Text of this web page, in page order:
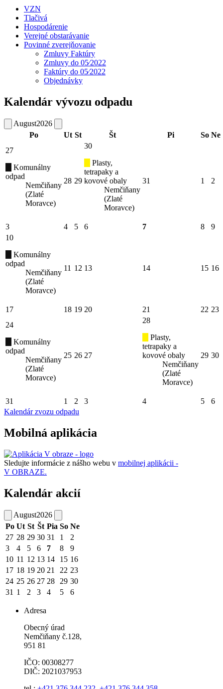
VZN
Tlačivá
Hospodárenie
Verejné obstarávanie
Povinné zverejňovanie
Zmluvy Faktúry
Zmluvy do 05⁄2022
Faktúry do 05⁄2022
Objednávky
Kalendár vývozu odpadu
August2026
Po
Ut St Št Pi So Ne
27
Komunálny
odpad
Nemčiňany
(Zlaté
Moravce)
28 29
30
Plasty,
tetrapaky a
kovové obaly
Nemčiňany
(Zlaté
Moravce)
31 1 2
3 4 5 6 7 8
9
10
Komunálny
odpad
Nemčiňany
(Zlaté
Moravce)
11 12 13 14 15 16
17 18 19 20 21 22 23
24
Komunálny
odpad
Nemčiňany
(Zlaté
Moravce)
25 26 27
28
Plasty,
tetrapaky a
kovové obaly
Nemčiňany
(Zlaté
Moravce)
29 30
31 1 2 3 4 5
6
Kalendár zvozu odpadu
Mobilná aplikácia
Sledujte informácie z nášho webu v mobilnej aplikácii -
V OBRAZE.
Kalendár akcií
August2026
Po Ut St Št Pia So Ne
27 28 29 30 31 1
2
3
4 5 6 7 8
9
10 11 12 13 14 15 16
17 18 19 20 21 22 23
24 25 26 27 28 29 30
31 1 2 3 4 5 6
Adresa
Obecný úrad
Nemčiňany č.128,
951 81
IČO: 00308277
DIČ: 2021037953